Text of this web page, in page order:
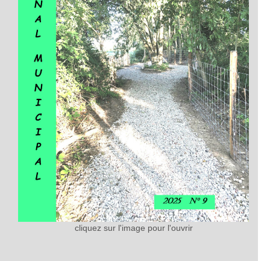
cliquez sur l'image pour l'ouvrir